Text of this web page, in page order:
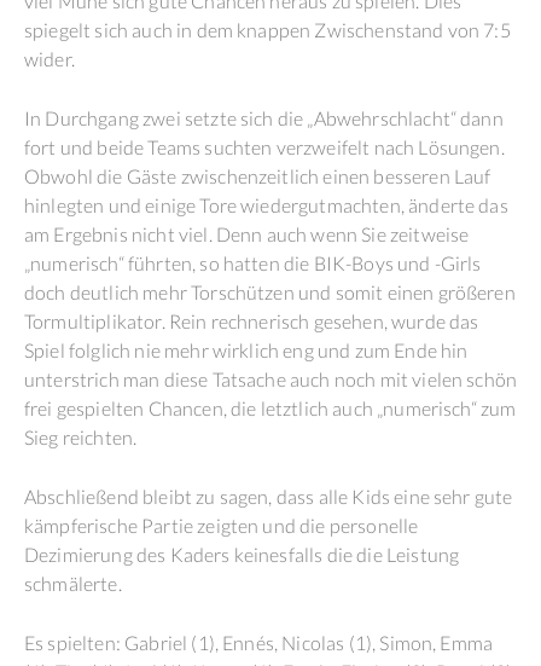
spiegelt sich auch in dem knappen Zwischenstand von 7:5
wider.
In Durchgang zwei setzte sich die „Abwehrschlacht“ dann
fort und beide Teams suchten verzweifelt nach Lösungen.
Obwohl die Gäste zwischenzeitlich einen besseren Lauf
hinlegten und einige Tore wiedergutmachten, änderte das
am Ergebnis nicht viel. Denn auch wenn Sie zeitweise
„numerisch“ führten, so hatten die BIK-Boys und -Girls
doch deutlich mehr Torschützen und somit einen größeren
Tormultiplikator. Rein rechnerisch gesehen, wurde das
Spiel folglich nie mehr wirklich eng und zum Ende hin
unterstrich man diese Tatsache auch noch mit vielen schön
frei gespielten Chancen, die letztlich auch „numerisch“ zum
Sieg reichten.
Abschließend bleibt zu sagen, dass alle Kids eine sehr gute
kämpferische Partie zeigten und die personelle
Dezimierung des Kaders keinesfalls die die Leistung
schmälerte.
Es spielten: Gabriel (1), Ennés, Nicolas (1), Simon, Emma